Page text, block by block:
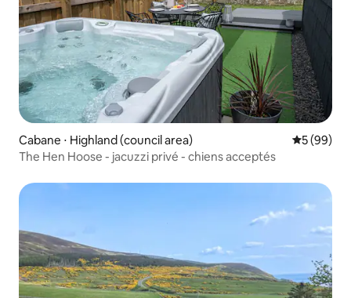
Cabane ⋅ Highland (council area)
5 (99)
The Hen Hoose - jacuzzi privé - chiens acceptés